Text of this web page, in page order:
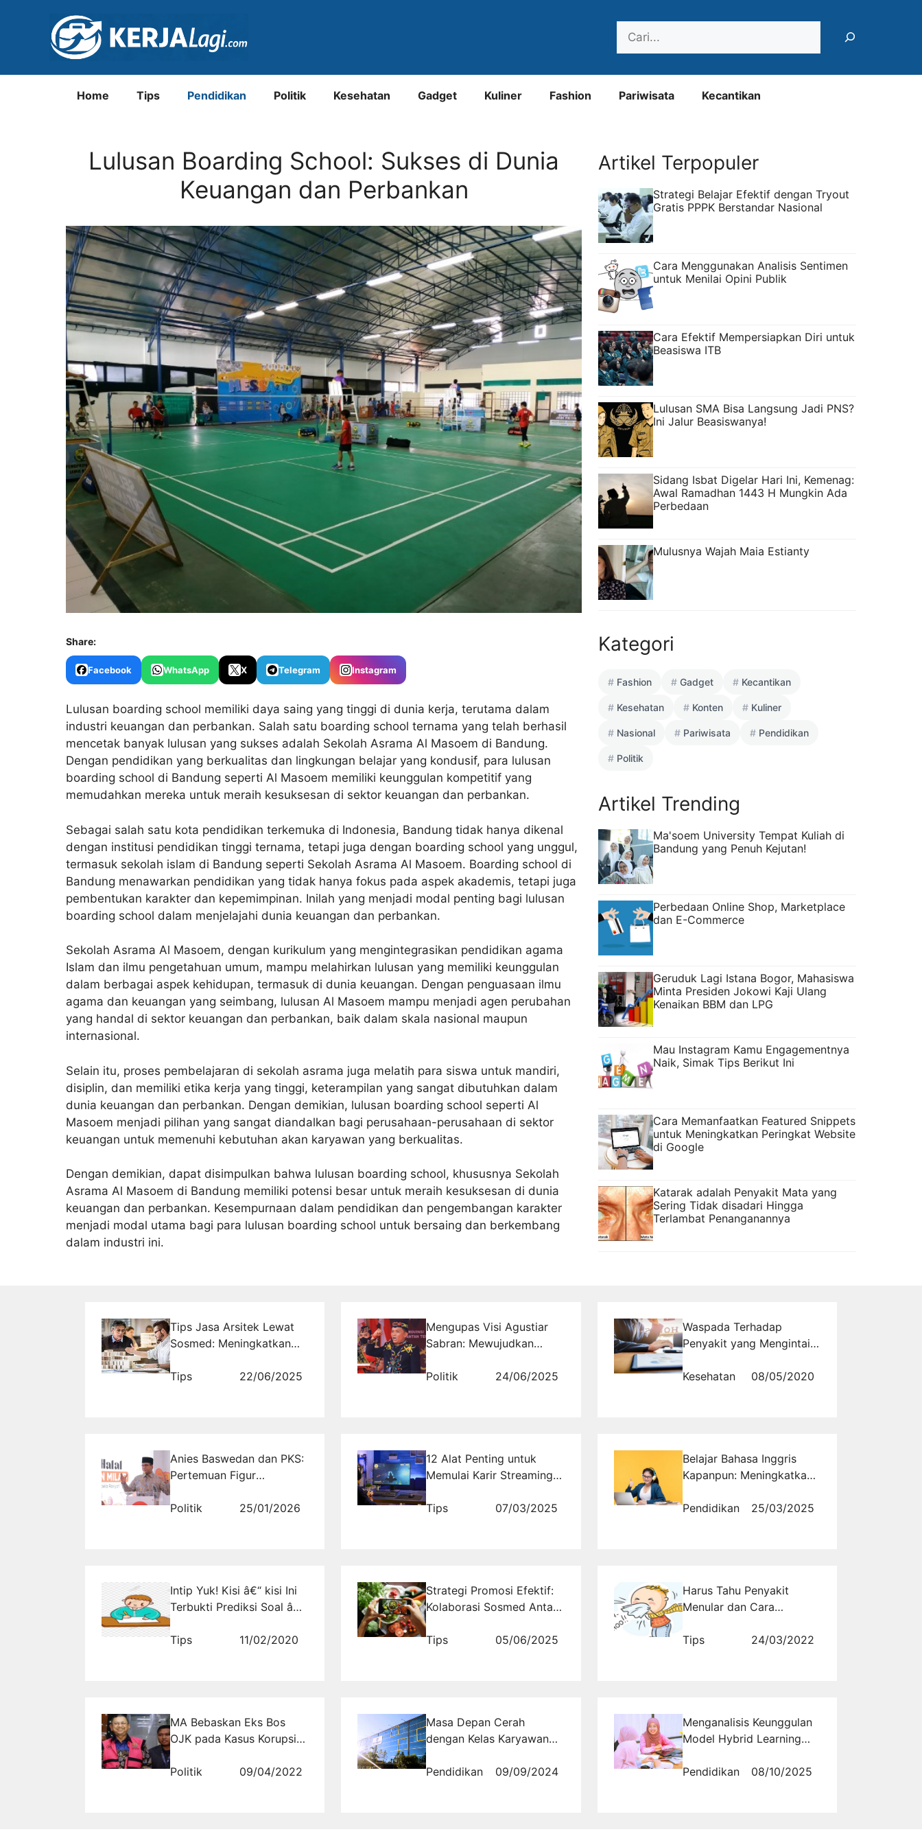
Home Tips Pendidikan Politik Kesehatan Gadget Kuliner Fashion Pariwisata Kecantikan
Lulusan Boarding School: Sukses di Dunia
Keuangan dan Perbankan
Share:
Facebook WhatsApp X Telegram Instagram
Lulusan boarding school memiliki daya saing yang tinggi di dunia kerja, terutama dalam
industri keuangan dan perbankan. Salah satu boarding school ternama yang telah berhasil
mencetak banyak lulusan yang sukses adalah Sekolah Asrama Al Masoem di Bandung.
Dengan pendidikan yang berkualitas dan lingkungan belajar yang kondusif, para lulusan
boarding school di Bandung seperti Al Masoem memiliki keunggulan kompetitif yang
memudahkan mereka untuk meraih kesuksesan di sektor keuangan dan perbankan.
Sebagai salah satu kota pendidikan terkemuka di Indonesia, Bandung tidak hanya dikenal
dengan institusi pendidikan tinggi ternama, tetapi juga dengan boarding school yang unggul,
termasuk sekolah islam di Bandung seperti Sekolah Asrama Al Masoem. Boarding school di
Bandung menawarkan pendidikan yang tidak hanya fokus pada aspek akademis, tetapi juga
pembentukan karakter dan kepemimpinan. Inilah yang menjadi modal penting bagi lulusan
boarding school dalam menjelajahi dunia keuangan dan perbankan.
Sekolah Asrama Al Masoem, dengan kurikulum yang mengintegrasikan pendidikan agama
Islam dan ilmu pengetahuan umum, mampu melahirkan lulusan yang memiliki keunggulan
dalam berbagai aspek kehidupan, termasuk di dunia keuangan. Dengan penguasaan ilmu
agama dan keuangan yang seimbang, lulusan Al Masoem mampu menjadi agen perubahan
yang handal di sektor keuangan dan perbankan, baik dalam skala nasional maupun
internasional.
Selain itu, proses pembelajaran di sekolah asrama juga melatih para siswa untuk mandiri,
disiplin, dan memiliki etika kerja yang tinggi, keterampilan yang sangat dibutuhkan dalam
dunia keuangan dan perbankan. Dengan demikian, lulusan boarding school seperti Al
Masoem menjadi pilihan yang sangat diandalkan bagi perusahaan-perusahaan di sektor
keuangan untuk memenuhi kebutuhan akan karyawan yang berkualitas.
Dengan demikian, dapat disimpulkan bahwa lulusan boarding school, khususnya Sekolah
Asrama Al Masoem di Bandung memiliki potensi besar untuk meraih kesuksesan di dunia
keuangan dan perbankan. Kesempurnaan dalam pendidikan dan pengembangan karakter
menjadi modal utama bagi para lulusan boarding school untuk bersaing dan berkembang
dalam industri ini.
Artikel Terpopuler
Strategi Belajar Efektif dengan Tryout
Gratis PPPK Berstandar Nasional
Cara Menggunakan Analisis Sentimen
untuk Menilai Opini Publik
Cara Efektif Mempersiapkan Diri untuk
Beasiswa ITB
Lulusan SMA Bisa Langsung Jadi PNS?
Ini Jalur Beasiswanya!
Sidang Isbat Digelar Hari Ini, Kemenag:
Awal Ramadhan 1443 H Mungkin Ada
Perbedaan
Mulusnya Wajah Maia Estianty
Kategori
Fashion Gadget Kecantikan
Kesehatan Konten Kuliner
Nasional Pariwisata Pendidikan
Politik
Artikel Trending
Ma'soem University Tempat Kuliah di
Bandung yang Penuh Kejutan!
Perbedaan Online Shop, Marketplace
dan E-Commerce
Geruduk Lagi Istana Bogor, Mahasiswa
Minta Presiden Jokowi Kaji Ulang
Kenaikan BBM dan LPG
Mau Instagram Kamu Engagementnya
Naik, Simak Tips Berikut Ini
Cara Memanfaatkan Featured Snippets
untuk Meningkatkan Peringkat Website
di Google
Katarak adalah Penyakit Mata yang
Sering Tidak disadari Hingga
Terlambat Penanganannya
Tips Jasa Arsitek Lewat
Sosmed: Meningkatkan
Proyek Anda
Tips 22/06/2025
Mengupas Visi Agustiar
Sabran: Mewujudkan
sebagai Provinsi Mandiri
Politik 24/06/2025
Waspada Terhadap
Penyakit yang Mengintai
Kesehatan
08/05/2020
Anies Baswedan dan PKS:
Pertemuan Figur
Politik Modern
Politik 25/01/2026
12 Alat Penting untuk
Memulai Karir Streaming
Tips
07/03/2025
Belajar Bahasa Inggris
Kapanpun: Meningkatkan
Mendengarkan
Pendidikan 25/03/2025
Intip Yuk! Kisi â€“ kisi Ini
Terbukti Prediksi Soal â€“
Tips
11/02/2020
Strategi Promosi Efektif:
Kolaborasi Sosmed Antar
Rajakomen.com
Tips 05/06/2025
Harus Tahu Penyakit
Menular dan Cara
Tips
24/03/2022
MA Bebaskan Eks Bos
OJK pada Kasus Korupsi
Politik
09/04/2022
Masa Depan Cerah
dengan Kelas Karyawan
Bandung
Pendidikan 09/09/2024
Menganalisis Keunggulan
Model Hybrid Learning
Ma'soem University dalam
Menyiapkan Lulusan
Pendidikan 08/10/2025